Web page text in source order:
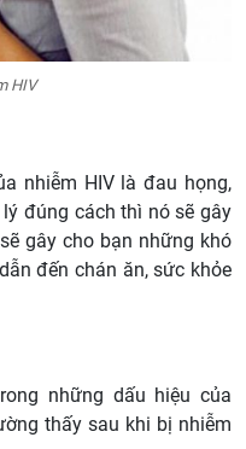
HIV
nhiễm HIV là đau họng,
đúng cách thì nó sẽ gây
gây cho bạn những khó
đến chán ăn, sức khỏe
những dấu hiệu của
thấy sau khi bị nhiễm